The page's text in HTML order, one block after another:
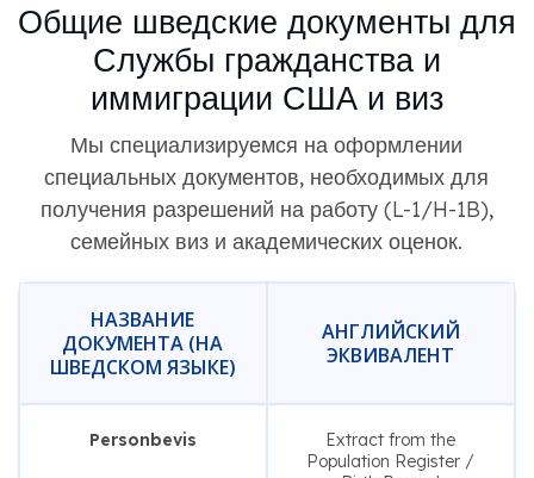
Общие шведские документы для
Службы гражданства и
иммиграции США и виз
Мы специализируемся на оформлении
специальных документов, необходимых для
получения разрешений на работу (L-1/H-1B),
семейных виз и академических оценок.
НАЗВАНИЕ
ДОКУМЕНТА (НА
ШВЕДСКОМ ЯЗЫКЕ)
АНГЛИЙСКИЙ
ЭКВИВАЛЕНТ
Personbevis
Extract from the
Population Register /